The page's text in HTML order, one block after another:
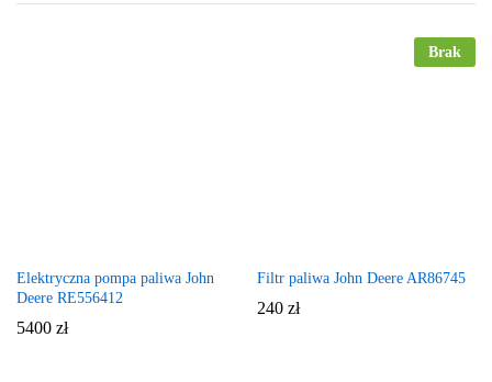
Elektryczna pompa paliwa John
Deere RE556412
5400 zł
Brak
Filtr paliwa John Deere AR86745
240 zł